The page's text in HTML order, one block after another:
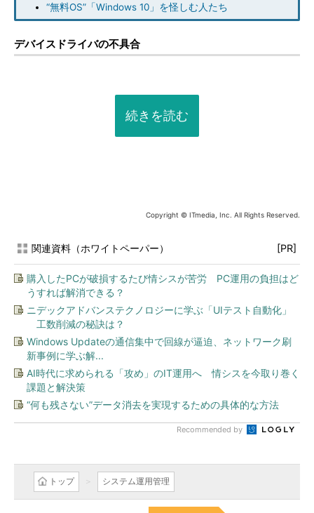
“無料OS”「Windows 10」を怪しむ人たち
デバイスドライバの不具合
続きを読む
Copyright © ITmedia, Inc. All Rights Reserved.
関連資料（ホワイトペーパー） [PR]
購入したPCが破損するたび情シスが苦労 PC運用の負担はど
うすれば解消できる？
ニデックアドバンステクノロジーに学ぶ「UIテスト自動化」
工数削減の秘訣は？
Windows Updateの通信集中で回線が逼迫、ネットワーク刷
新事例に学ぶ解...
AI時代に求められる「攻め」のIT運用へ 情シスを今取り巻く
課題と解決策
“何も残さない”データ消去を実現するための具体的な方法
Recommended by
トップ システム運用管理